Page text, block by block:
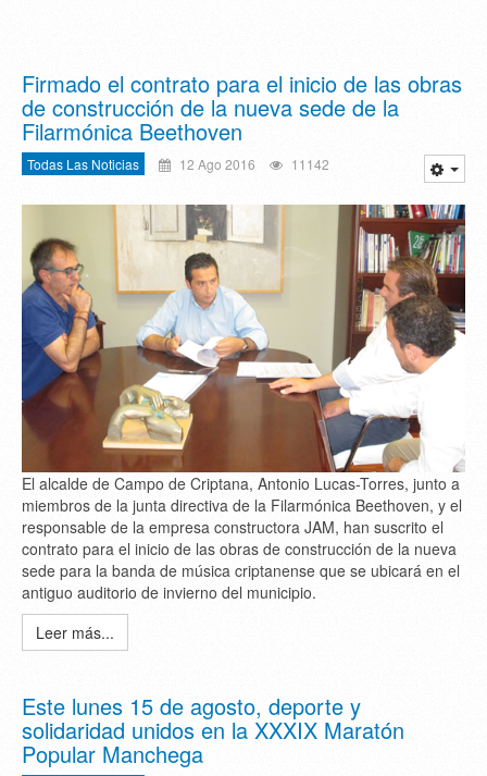
Firmado el contrato para el inicio de las obras
de construcción de la nueva sede de la
Filarmónica Beethoven
Todas Las Noticias 12 Ago 2016 11142
El alcalde de Campo de Criptana, Antonio Lucas-Torres, junto a
miembros de la junta directiva de la Filarmónica Beethoven, y el
responsable de la empresa constructora JAM, han suscrito el
contrato para el inicio de las obras de construcción de la nueva
sede para la banda de música criptanense que se ubicará en el
antiguo auditorio de invierno del municipio.
Leer más...
Este lunes 15 de agosto, deporte y
solidaridad unidos en la XXXIX Maratón
Popular Manchega